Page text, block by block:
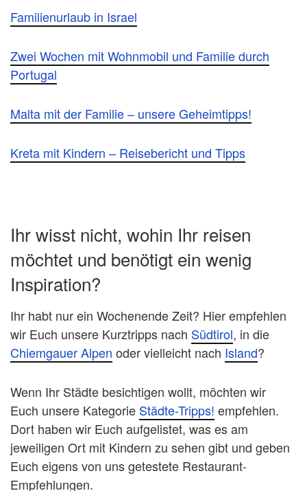
Familienurlaub in Israel
Zwei Wochen mit Wohnmobil und Familie durch
Portugal
Malta mit der Familie – unsere Geheimtipps!
Kreta mit Kindern – Reisebericht und Tipps
Ihr wisst nicht, wohin Ihr reisen
möchtet und benötigt ein wenig
Inspiration?
Ihr habt nur ein Wochenende Zeit? Hier empfehlen
wir Euch unsere Kurztripps nach Südtirol, in die
Chiemgauer Alpen oder vielleicht nach Island?
Wenn Ihr Städte besichtigen wollt, möchten wir
Euch unsere Kategorie Städte-Tripps! empfehlen.
Dort haben wir Euch aufgelistet, was es am
jeweiligen Ort mit Kindern zu sehen gibt und geben
Euch eigens von uns getestete Restaurant-
Empfehlungen.